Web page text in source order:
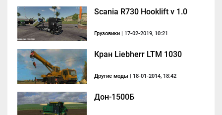
Scania R730 Hooklift v 1.0
Грузовики | 17-02-2019, 10:21
Кран Liebherr LTM 1030
Другие моды | 18-01-2014, 18:42
Дон-1500Б